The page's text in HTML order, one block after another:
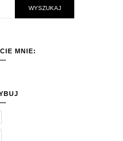
MNIE: